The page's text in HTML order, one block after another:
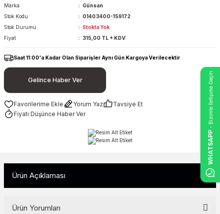
Marka
Günsan
Stok Kodu
01403400-159172
Stok Durumu
Stokta Yok
Fiyat
315,00 TL + KDV
Saat 11:00'a Kadar Olan Siparişler Aynı Gün Kargoya Verilecektir
Gelince Haber Ver
Yorum Yaz
Tavsiye Et
Fiyatı Düşünce Haber Ver
Ürün Açıklaması
Ürün Yorumları
WHATSAPP
- Bizimle İletişime Geçin